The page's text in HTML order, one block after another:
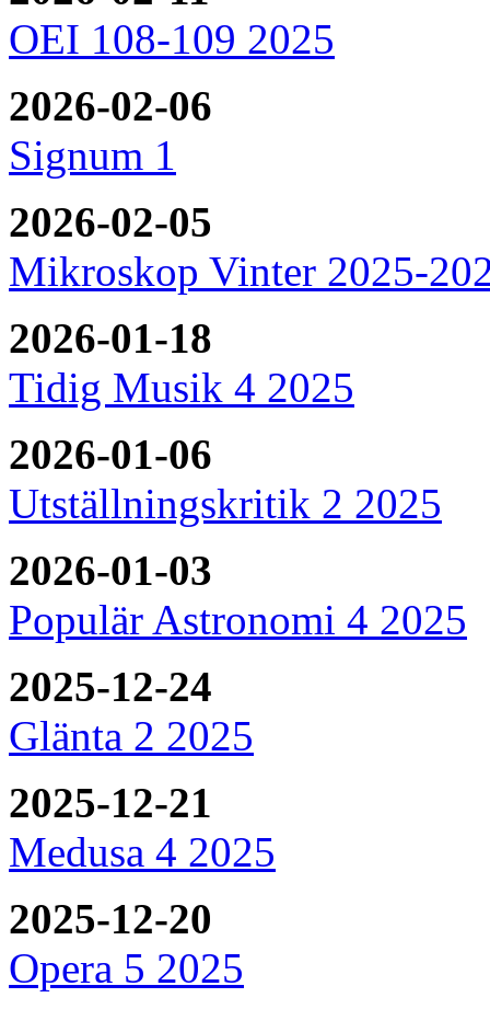
OEI 108-109 2025
2026-02-06
Signum 1
2026-02-05
Mikroskop Vinter 2025-
2026-01-18
Tidig Musik 4 2025
2026-01-06
Utställningskritik 2 2025
2026-01-03
Populär Astronomi 4 2025
2025-12-24
Glänta 2 2025
2025-12-21
Medusa 4 2025
2025-12-20
Opera 5 2025